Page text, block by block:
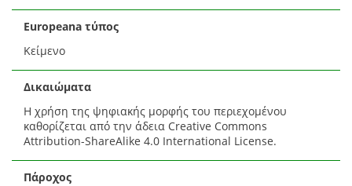
Europeana τύπος
Κείμενο
Δικαιώματα
Η χρήση της ψηφιακής μορφής του περιεχομένου
καθορίζεται από την άδεια Creative Commons
Attribution-ShareAlike 4.0 International License.
Πάροχος